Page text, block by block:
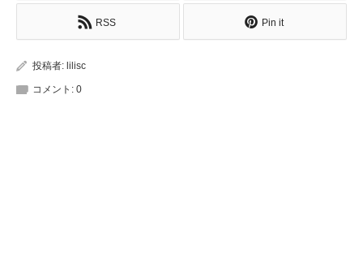
RSS Pin it
投稿者: lilisc
コメント: 0